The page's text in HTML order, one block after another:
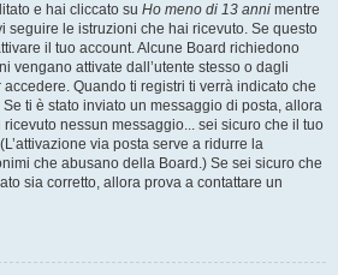
e hai cliccato su Ho meno di 13 anni mentre
seguire le istruzioni che hai ricevuto. Se questo
il tuo account. Alcune Board richiedono
vengano attivate dall’utente stesso o dagli
Quando ti registri ti verrà indicato che
ti è stato inviato un messaggio di posta, allora
nessun messaggio... sei sicuro che il tuo
via posta serve a ridurre la
che abusano della Board.) Se sei sicuro che
sia corretto, allora prova a contattare un